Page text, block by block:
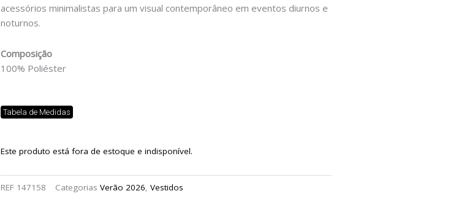
acessórios minimalistas para um visual contemporâneo em eventos diurnos e
noturnos.
Composição
100% Poliéster
Tabela de Medidas
Este produto está fora de estoque e indisponível.
REF 147158 Categorias Verão 2026, Vestidos